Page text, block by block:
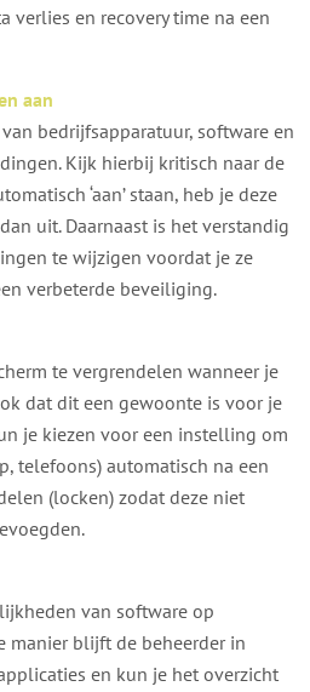
verlies en recovery time na een
aan
bedrijfsapparatuur, software en
Kijk hierbij kritisch naar de
‘aan’ staan, heb je deze
uit. Daarnaast is het verstandig
te wijzigen voordat je ze
verbeterde beveiliging.
te vergrendelen wanneer je
dat dit een gewoonte is voor je
je kiezen voor een instelling om
telefoons) automatisch na een
(locken) zodat deze niet
van software op
manier blijft de beheerder in
en kun je het overzicht